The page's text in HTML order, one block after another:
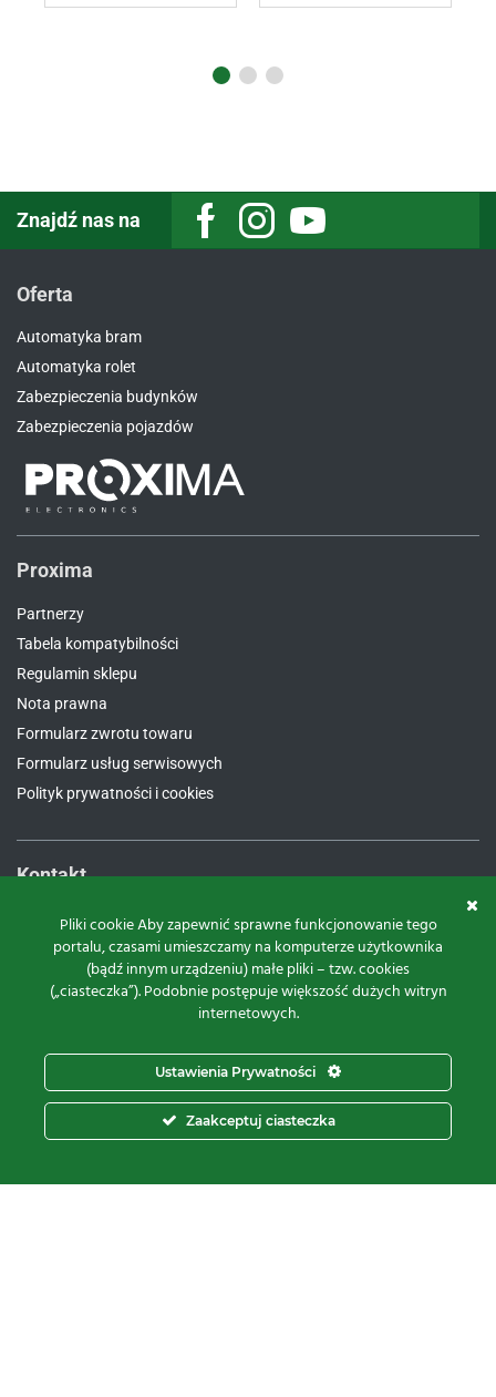
Znajdź nas na
Oferta
Automatyka bram
Automatyka rolet
Zabezpieczenia budynków
Zabezpieczenia pojazdów
Proxima
Partnerzy
Tabela kompatybilności
Regulamin sklepu
Nota prawna
Formularz zwrotu towaru
Formularz usług serwisowych
Polityk prywatności i cookies
Kontakt
Proxima Spółka Jawna W.M. Fredrych, M. Fredrych
Polna 23A, 87-100 Toruń
9561939535
REGON:
871107806
pon – pt.
+48 566 602 000
e-mail:
sprzedaz@proxima.pl
Pliki cookie Aby zapewnić sprawne funkcjonowanie tego
portalu, czasami umieszczamy na komputerze użytkownika
(bądź innym urządzeniu) małe pliki – tzw. cookies
(„ciasteczka”). Podobnie postępuje większość dużych witryn
internetowych.
Zaakceptuj ciasteczka
Ustawienia Prywatności